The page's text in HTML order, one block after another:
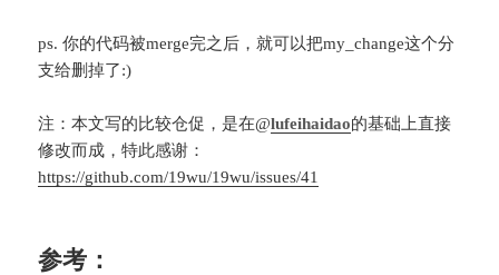
ps. 你的代码被merge完之后，就可以把my_change这个分
支给删掉了:)
注：本文写的比较仓促，是在@lufeihaidao的基础上直接
修改而成，特此感谢：
https://github.com/19wu/19wu/issues/41
参考：